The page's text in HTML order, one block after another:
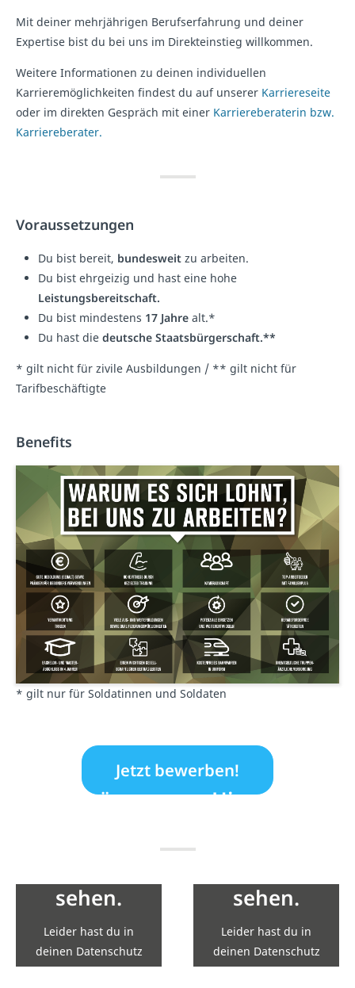
Mit deiner mehrjährigen Berufserfahrung und deiner
Expertise bist du bei uns im Direkteinstieg willkommen.
Weitere Informationen zu deinen individuellen
Karrieremöglichkeiten findest du auf unserer Karriereseite
oder im direkten Gespräch mit einer Karriereberaterin bzw.
Karriereberater.
Voraussetzungen
Du bist bereit, bundesweit zu arbeiten.
Du bist ehrgeizig und hast eine hohe
Leistungsbereitschaft.
Du bist mindestens 17 Jahre alt.*
Du hast die deutsche Staatsbürgerschaft.**
* gilt nicht für zivile Ausbildungen / ** gilt nicht für
Tarifbeschäftigte
Benefits
* gilt nur für Soldatinnen und Soldaten
Jetzt bewerben!
Hier wären
sehen.
Leider hast du in
deinen Datenschutz
Einstellungen die
Hier wären
sehen.
Leider hast du in
deinen Datenschutz
Einstellungen die